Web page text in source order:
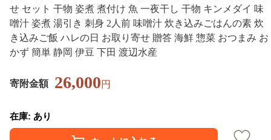
せ セット 干物 姿煮 煮付け 魚 一夜干し 干物 キンメダイ 味
噌汁 姿煮 湯引き 刺身 2人前 味噌汁 炊き込みごはんの素 炊
き込みご飯 ハレの日 お取り寄せ 贈答 海鮮 惣菜 おつまみ お
かず 簡単 静岡 伊豆 下田 渡辺水産
寄附金額 26,000円
在庫: あり